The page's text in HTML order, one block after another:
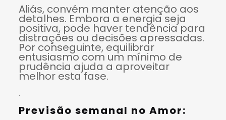
Aliás, convém manter atenção aos
detalhes. Embora a energia seja
positiva, pode haver tendência para
distrações ou decisões apressadas.
Por conseguinte, equilibrar
entusiasmo com um mínimo de
prudência ajuda a aproveitar
melhor esta fase.
.
Previsão semanal no Amor: